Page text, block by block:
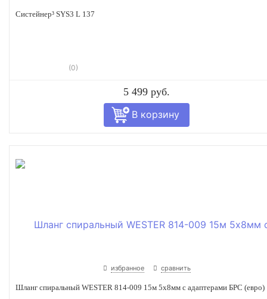
Систейнер³ SYS3 L 137
(0)
5 499 руб.
избранное сравнить
Шланг спиральный WESTER 814-009 15м 5х8мм с адаптерами БРС (евро)